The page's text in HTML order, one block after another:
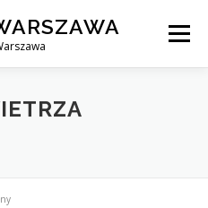
Menu
BLOG